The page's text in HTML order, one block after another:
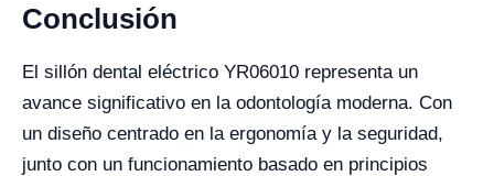
Conclusión
El sillón dental eléctrico YR06010 representa un
avance significativo en la odontología moderna. Con
un diseño centrado en la ergonomía y la seguridad,
junto con un funcionamiento basado en principios